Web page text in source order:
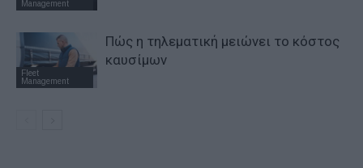
Management
Fleet
Management
Πώς η τηλεματική μειώνει το κόστος
καυσίμων